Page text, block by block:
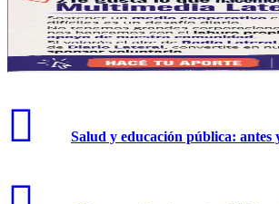
​Salud y educación pública: antes